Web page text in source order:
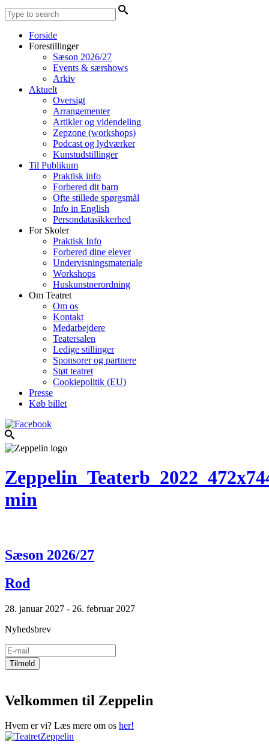
Forside
Forestillinger
Sæson 2026/27
Events & særshows
Arkiv
Aktuelt
Oversigt
Arrangementer
Artikler og videndeling
Zepzone (workshops)
Podcast og lydværker
Kunstudstillinger
Til Publikum
Praktisk info
Forbered dit barn
Ofte stillede spørgsmål
Info in English
Persondatasikkerhed
For Skoler
Praktisk Info
Forbered dine elever
Undervisningsmateriale
Workshops
Huskunstnerordning
Om Teatret
Om os
Kontakt
Medarbejdere
Teatersalen
Ledige stillinger
Sponsorer og partnere
Støt teatret
Cookiepolitik (EU)
Presse
Køb billet
min
Sæson 2026/27
Rod
28. januar 2027 - 26. februar 2027
Nyhedsbrev
Velkommen til Zeppelin
Hvem er vi? Læs mere om os her!